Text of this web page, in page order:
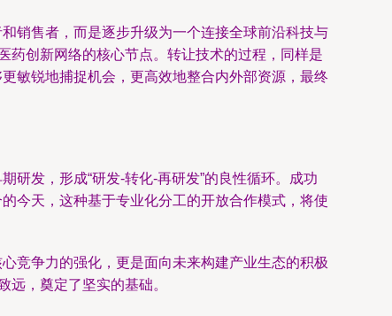
销售者，而是逐步升级为一个连接全球前沿科技与
药创新网络的核心节点。转让技术的过程，同样是
敏锐地捕捉机会，更高效地整合内外部资源，最终
研发，形成“研发-转化-再研发”的良性循环。成功
今天，这种基于专业化分工的开放合作模式，将使
竞争力的强化，更是面向未来构建产业生态的积极
远，奠定了坚实的基础。